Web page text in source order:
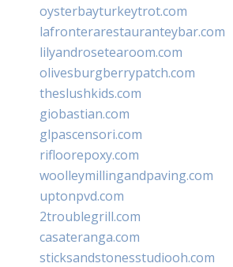
oysterbayturkeytrot.com
lafronterarestauranteybar.com
lilyandrosetearoom.com
olivesburgberrypatch.com
theslushkids.com
giobastian.com
glpascensori.com
rifloorepoxy.com
woolleymillingandpaving.com
uptonpvd.com
2troublegrill.com
casateranga.com
sticksandstonesstudiooh.com